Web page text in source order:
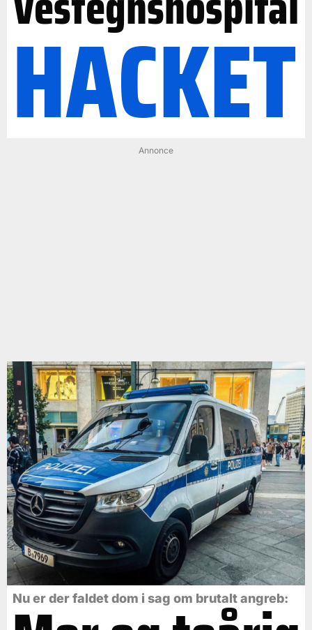
HACKET
Annonce
Nu er der faldet dom i sag om brutalt angreb: